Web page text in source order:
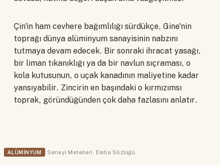
Çin'in ham cevhere bağımlılığı sürdükçe, Gine'nin
toprağı dünya alüminyum sanayisinin nabzını
tutmaya devam edecek. Bir sonraki ihracat yasağı,
bir liman tıkanıklığı ya da bir navlun sıçraması, o
kola kutusunun, o uçak kanadının maliyetine kadar
yansıyabilir. Zincirin en başındaki o kırmızımsı
toprak, göründüğünden çok daha fazlasını anlatır.
ALÜMINYUM Sanayi Metalleri, Emtia Sözlüğü